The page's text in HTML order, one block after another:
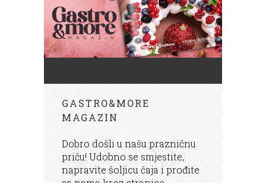
GASTRO&MORE
MAGAZIN
Dobro došli u našu prazničnu
priču! Udobno se smjestite,
napravite šoljicu čaja i prođite